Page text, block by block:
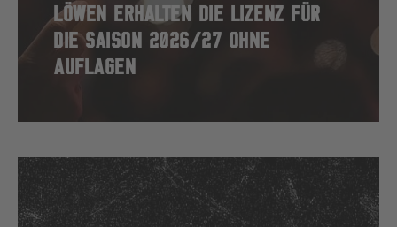
LÖWEN ERHALTEN DIE LIZENZ FÜR
DIE SAISON 2026/27 OHNE
AUFLAGEN